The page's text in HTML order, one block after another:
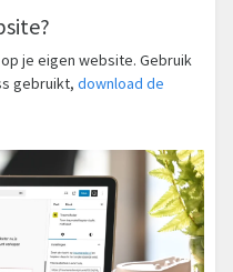
je eigen website. Gebruik
gebruikt, download de